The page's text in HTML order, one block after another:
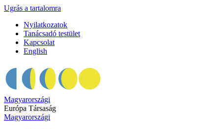
Ugrás a tartalomra
Nyilatkozatok
Tanácsadó testület
Kapcsolat
English
Magyarországi
Európa Társaság
Magyarországi